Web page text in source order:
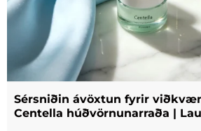
Sérsniðin ávöxtun fyrir
Centella húðvörnunarraða |